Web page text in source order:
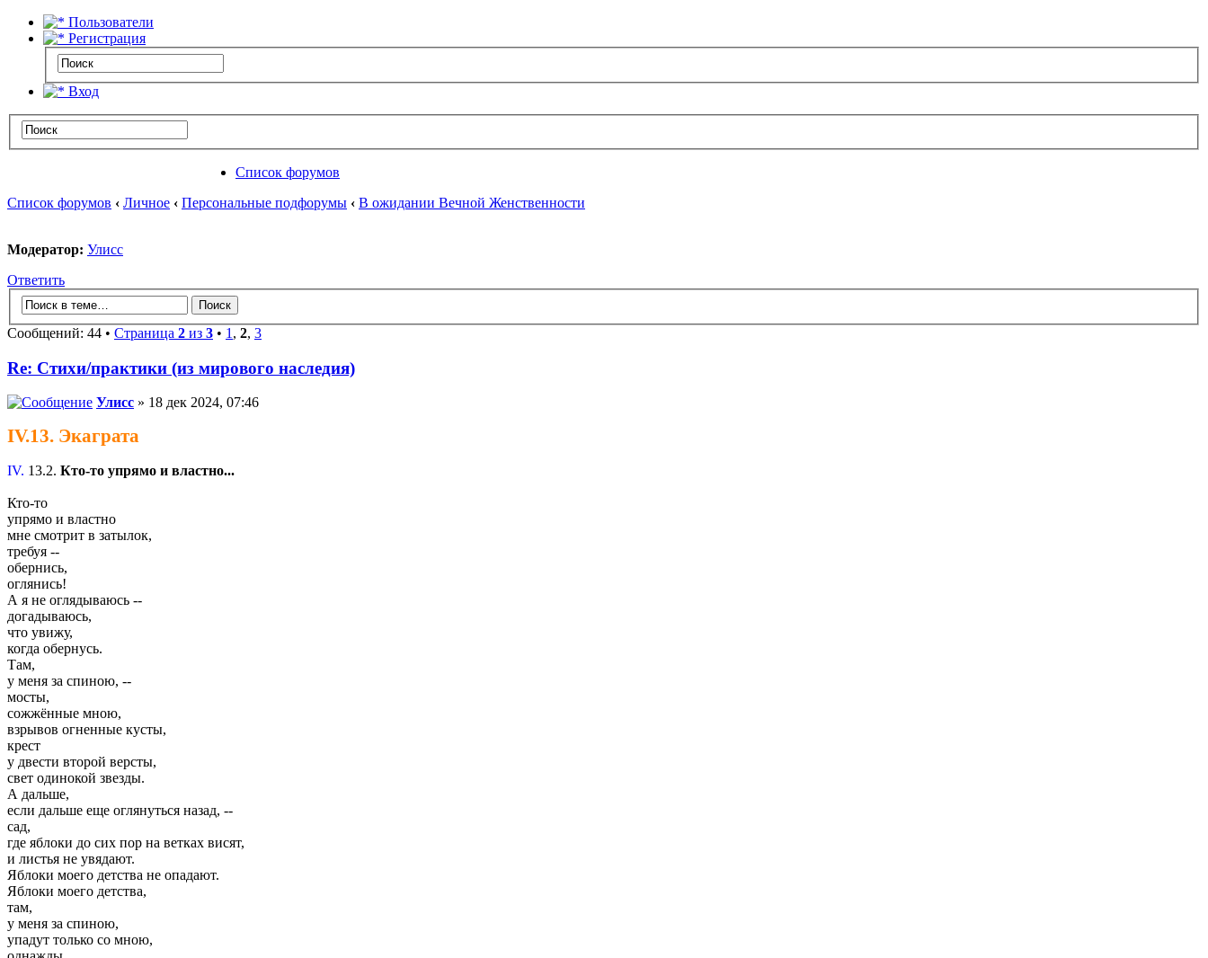
Пользователи
Регистрация
Вход
Список форумов
Список форумов ‹ Личное ‹ Персональные подфорумы ‹ В ожидании Вечной Женственности
Модератор: Улисс
Ответить
Сообщений: 44 • Страница 2 из 3 • 1 , 2, 3
Re: Стихи/практики (из мирового наследия)
Улисс » 18 дек 2024, 07:46
IV.13. Экаграта
IV. 13.2. Кто-то упрямо и властно...
Кто-то
упрямо и властно
мне смотрит в затылок,
требуя --
обернись,
оглянись!
А я не оглядываюсь --
догадываюсь,
что увижу,
когда обернусь.
Там,
у меня за спиною, --
мосты,
сожжённые мною,
взрывов огненные кусты,
крест
у двести второй версты,
свет одинокой звезды.
А дальше,
если дальше еще оглянуться назад, --
сад,
где яблоки до сих пор на ветках висят,
и листья не увядают.
Яблоки моего детства не опадают.
Яблоки моего детства,
там,
у меня за спиною,
упадут только со мною,